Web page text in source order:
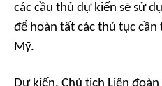
các cầu thủ dự kiến sẽ sử
để hoàn tất các thủ tục
Mỹ.
Dự kiến, Chủ tịch Liên